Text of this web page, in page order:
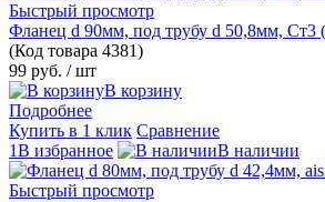
Быстрый просмотр
Фланец d 90мм, под трубу d 50,8мм, Ст3
(Код товара 4381)
99 руб. / шт
В корзину
Подробнее
Купить в 1 клик Сравнение
1В избранное
В наличии
Быстрый просмотр